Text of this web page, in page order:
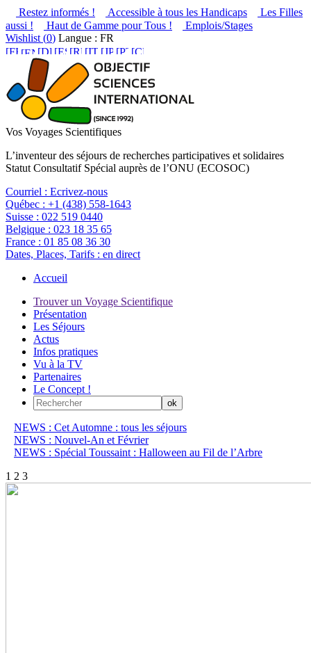
Restez informés ! Accessible à tous les Handicaps
Les Filles
aussi !
Haut de Gamme pour Tous !
Emplois/Stages
Wishlist (0) Langue : FR
Vos Voyages Scientifiques
L’inventeur des séjours de recherches participatives et solidaires
Statut Consultatif Spécial auprès de l’ONU (ECOSOC)
Courriel : Ecrivez-nous
Québec : +1 (438) 558-1643
Suisse : 022 519 0440
Belgique : 023 18 35 65
France : 01 85 08 36 30
Dates, Places, Tarifs : en direct
Accueil
Trouver un Voyage Scientifique
Présentation
Les Séjours
Actus
Infos pratiques
Vu à la TV
Partenaires
Le Concept !
NEWS : Cet Automne : tous les séjours
NEWS : Nouvel-An et Février
NEWS : Spécial Toussaint : Halloween au Fil de l’Arbre
1 2 3